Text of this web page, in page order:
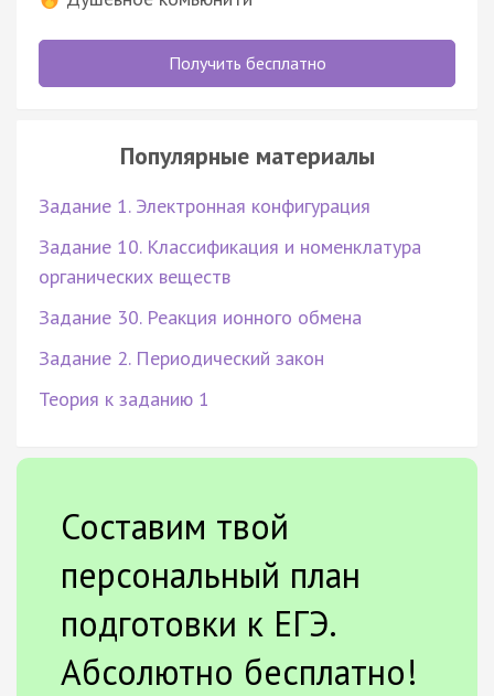
Получить бесплатно
Популярные материалы
Задание 1. Электронная конфигурация
Задание 10. Классификация и номенклатура
органических веществ
Задание 30. Реакция ионного обмена
Задание 2. Периодический закон
Теория к заданию 1
Составим твой
персональный план
подготовки к ЕГЭ.
Абсолютно бесплатно!